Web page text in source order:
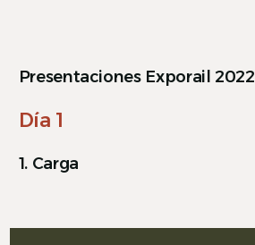
Presentaciones Exporail 2022
Día 1
1. Carga